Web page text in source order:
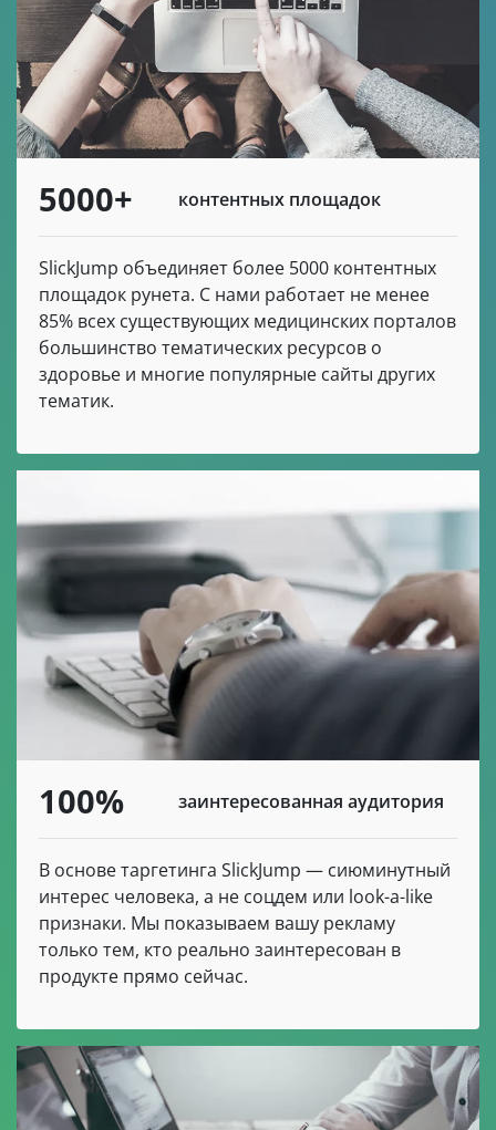
5000+ контентных площадок
SlickJump объединяет более 5000 контентных
площадок рунета. С нами работает не менее
85% всех существующих медицинских порталов
большинство тематических ресурсов о
здоровье и многие популярные сайты других
тематик.
100% заинтересованная аудитория
В основе таргетинга SlickJump — сиюминутный
интерес человека, а не соцдем или look-a-like
признаки. Мы показываем вашу рекламу
только тем, кто реально заинтересован в
продукте прямо сейчас.